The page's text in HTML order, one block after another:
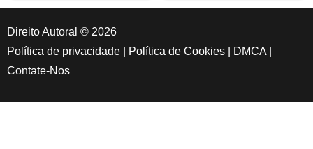
Direito Autoral © 2026
Política de privacidade
Política de Cookies DMCA
Contate-Nos